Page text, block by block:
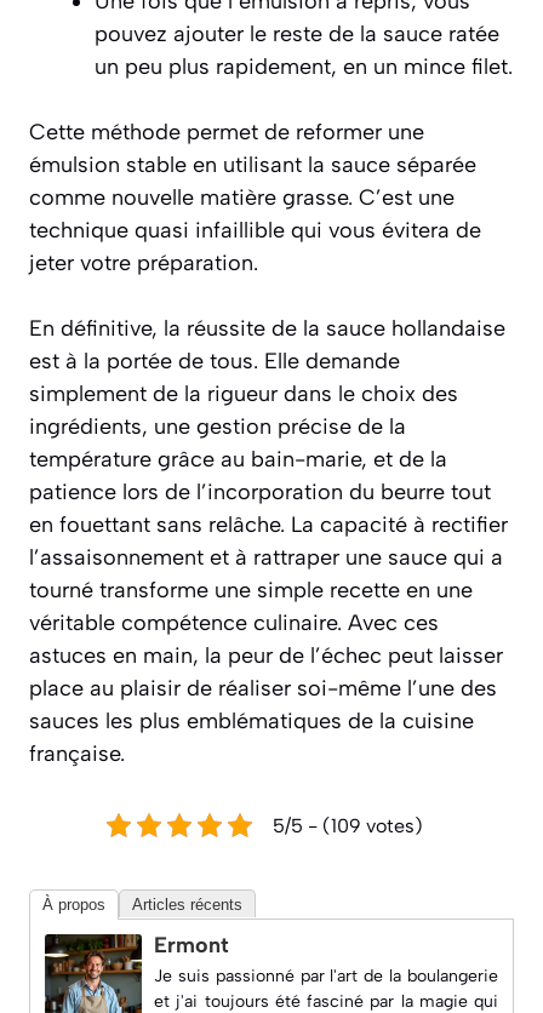
pouvez ajouter le reste de la sauce ratée
un peu plus rapidement, en un mince filet.
Cette méthode permet de reformer une
émulsion stable en utilisant la sauce séparée
comme nouvelle matière grasse. C’est une
technique quasi infaillible qui vous évitera de
jeter votre préparation.
En définitive, la réussite de la sauce hollandaise
est à la portée de tous. Elle demande
simplement de la rigueur dans le choix des
ingrédients, une gestion précise de la
température grâce au bain-marie, et de la
patience lors de l’incorporation du beurre tout
en fouettant sans relâche. La capacité à rectifier
l’assaisonnement et à rattraper une sauce qui a
tourné transforme une simple recette en une
véritable compétence culinaire. Avec ces
astuces en main, la peur de l’échec peut laisser
place au plaisir de réaliser soi-même l’une des
sauces les plus emblématiques de la cuisine
française.
5/5 - (109 votes)
À propos Articles récents
Ermont
Je suis passionné par l'art de la boulangerie
et j'ai toujours été fasciné par la magie qui